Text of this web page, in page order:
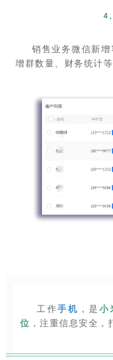
4
销售业务微信新
增群数量、财务统计等
工作手机 ，是 小
位 ，注重信息安全，